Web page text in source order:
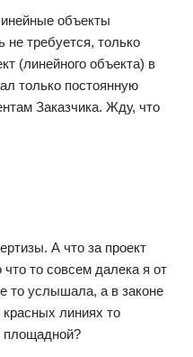
объекты
не требуется, только
(линейного объекта) в
только постоянную
Заказчика. Жду, что
А что за проект
то совсем далека я от
то услышала, а в законе
красных линиях то
площадной?